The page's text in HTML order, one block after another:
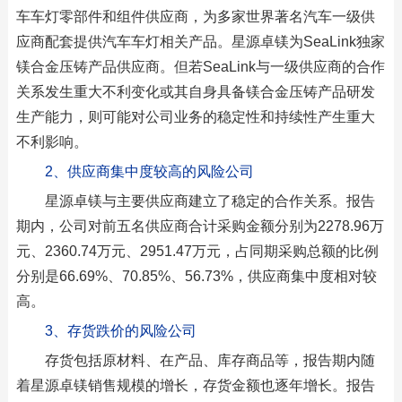
车车灯零部件和组件供应商，为多家世界著名汽车一级供
应商配套提供汽车车灯相关产品。星源卓镁为SeaLink独家
镁合金压铸产品供应商。但若SeaLink与一级供应商的合作
关系发生重大不利变化或其自身具备镁合金压铸产品研发
生产能力，则可能对公司业务的稳定性和持续性产生重大
不利影响。
2、供应商集中度较高的风险公司
星源卓镁与主要供应商建立了稳定的合作关系。报告
期内，公司对前五名供应商合计采购金额分别为2278.96万
元、2360.74万元、2951.47万元，占同期采购总额的比例
分别是66.69%、70.85%、56.73%，供应商集中度相对较
高。
3、存货跌价的风险公司
存货包括原材料、在产品、库存商品等，报告期内随
着星源卓镁销售规模的增长，存货金额也逐年增长。报告